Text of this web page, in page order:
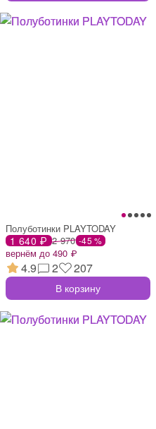
Полуботинки PLAYTODAY
1 640 ₽ 2 970 -45 %
вернём до 490 ₽
4.9 2 207
В корзину